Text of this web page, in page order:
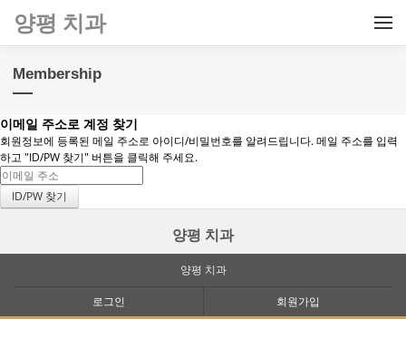
양평 치과
Membership
이메일 주소로 계정 찾기
회원정보에 등록된 메일 주소로 아이디/비밀번호를 알려드립니다. 메일 주소를 입력
하고 "ID/PW 찾기" 버튼을 클릭해 주세요.
양평 치과
양평 치과
로그인 회원가입